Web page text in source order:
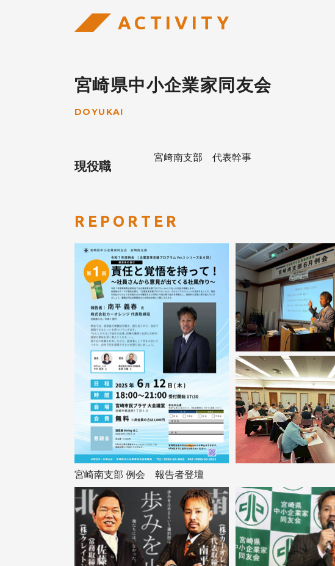
ACTIVITY
宮崎県中小企業家同友会
DOYUKAI
現役職
宮﨑南支部 代表幹事
REPORTER
宮崎南支部 例会 報告者登壇